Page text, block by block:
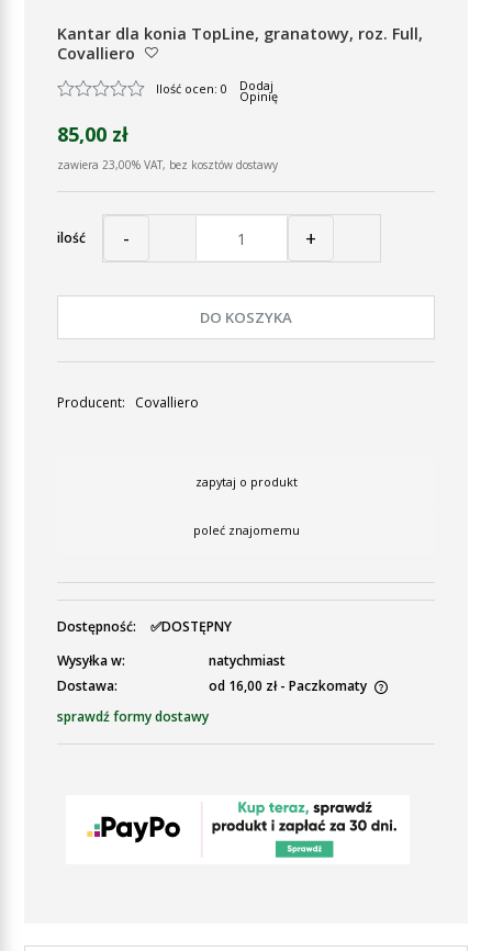
Kantar dla konia TopLine, granatowy, roz. Full,
Covalliero
Ilość ocen: 0 Dodaj
Opinię
85,00 zł
zawiera 23,00% VAT, bez kosztów dostawy
ilość - +
DO KOSZYKA
Producent: Covalliero
zapytaj o produkt
poleć znajomemu
Dostępność:
✅DOSTĘPNY
Wysyłka w:
natychmiast
Dostawa:
od 16,00 zł - Paczkomaty
Cena nie zawiera ewentualnych kosztów płatności
sprawdź formy dostawy